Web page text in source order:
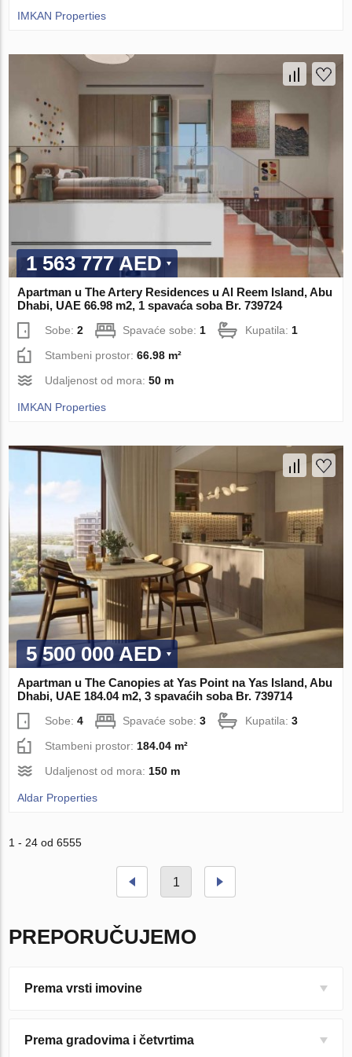
IMKAN Properties
1 563 777 AED
Apartman u The Artery Residences u Al Reem Island, Abu
Dhabi, UAE 66.98 m2, 1 spavaća soba Br. 739724
Sobe:2 Spavaće sobe: 1 Kupatila: 1
Stambeni prostor:66.98 m²
Udaljenost od mora:50 m
IMKAN Properties
5 500 000 AED
Apartman u The Canopies at Yas Point na Yas Island, Abu
Dhabi, UAE 184.04 m2, 3 spavaćih soba Br. 739714
Sobe:4 Spavaće sobe:3 Kupatila:3
Stambeni prostor:184.04 m²
Udaljenost od mora:150 m
Aldar Properties
1 - 24 od 6555
1
PREPORUČUJEMO
Prema vrsti imovine
Prema gradovima i četvrtima